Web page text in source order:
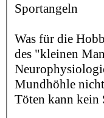
Sportangeln
Was für die
des "kleinen
Mundhöhle
Töten kann kein